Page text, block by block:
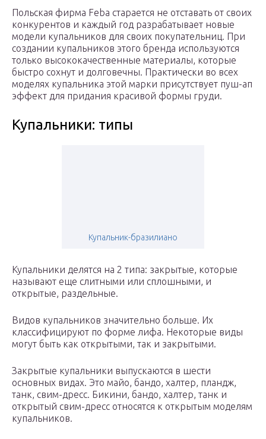
Польская фирма Feba старается не отставать от своих
конкурентов и каждый год разрабатывает новые
модели купальников для своих покупательниц. При
создании купальников этого бренда используются
только высококачественные материалы, которые
быстро сохнут и долговечны. Практически во всех
моделях купальника этой марки присутствует пуш-ап
эффект для придания красивой формы груди.
Купальники: типы
Купальник-бразилиано
Купальники делятся на 2 типа: закрытые, которые
называют еще слитными или сплошными, и
открытые, раздельные.
Видов купальников значительно больше. Их
классифицируют по форме лифа. Некоторые виды
могут быть как открытыми, так и закрытыми.
Закрытые купальники выпускаются в шести
основных видах. Это майо, бандо, халтер, пландж,
танк, свим-дресс. Бикини, бандо, халтер, танк и
открытый свим-дресс относятся к открытым моделям
купальников.